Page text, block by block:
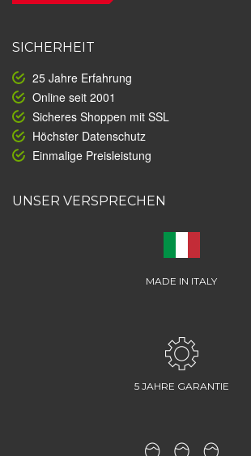
SICHERHEIT
25 Jahre Erfahrung
Online seit 2001
Sicheres Shoppen mit SSL
Höchster Datenschutz
Einmalige Preisleistung
UNSER VERSPRECHEN
MADE IN ITALY
5 JAHRE GARANTIE